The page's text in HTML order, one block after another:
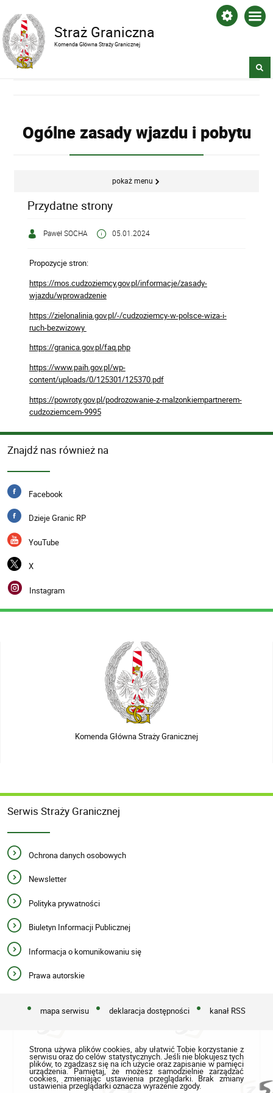
Straż Graniczna
Komenda Główna Straży Granicznej
Ogólne zasady wjazdu i pobytu
pokaż menu
Przydatne strony
Paweł SOCHA 05.01.2024
Propozycje stron:
https://mos.cudzoziemcy.gov.pl/informacje/zasady-
wjazdu/wprowadzenie
https://zielonalinia.gov.pl/-/cudzoziemcy-w-polsce-wiza-i-
ruch-bezwizowy
https://granica.gov.pl/faq.php
https://www.paih.gov.pl/wp-
content/uploads/0/125301/125370.pdf
https://powroty.gov.pl/podrozowanie-z-malzonkiempartnerem-
cudzoziemcem-9995
Znajdź nas również na
Facebook
Dzieje Granic RP
YouTube
X
Instagram
Komenda Główna Straży Granicznej
Serwis Straży Granicznej
Ochrona danych osobowych
Newsletter
Polityka prywatności
Biuletyn Informacji Publicznej
Informacja o komunikowaniu się
Prawa autorskie
mapa serwisu deklaracja dostępności kanał RSS
Strona używa plików cookies, aby ułatwić Tobie korzystanie z
serwisu oraz do celów statystycznych. Jeśli nie blokujesz tych
plików, to zgadzasz się na ich użycie oraz zapisanie w pamięci
urządzenia. Pamiętaj, że możesz samodzielnie zarządzać
cookies, zmieniając ustawienia przeglądarki. Brak zmiany
ustawienia przeglądarki oznacza wyrażenie zgody.